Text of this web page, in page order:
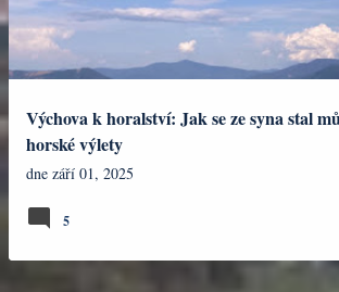
Výchova k horalství: Jak se ze syna stal
horské výlety
dne září 01, 2025
5